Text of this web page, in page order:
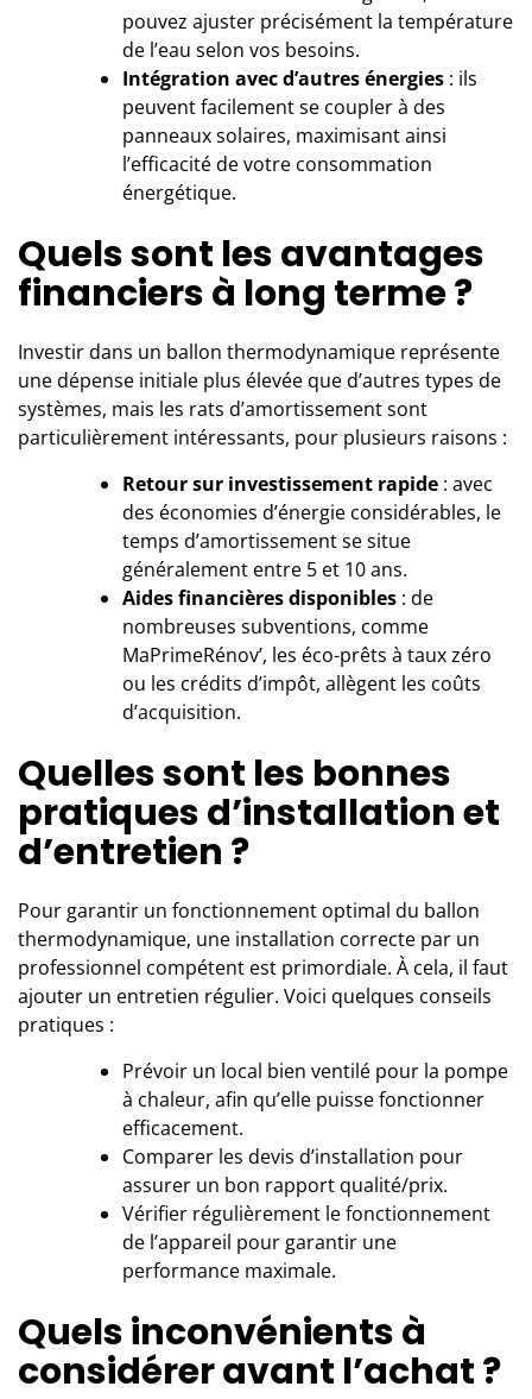
pouvez ajuster précisément la température
de l’eau selon vos besoins.
Intégration avec d’autres énergies : ils
peuvent facilement se coupler à des
panneaux solaires, maximisant ainsi
l’efficacité de votre consommation
énergétique.
Quels sont les avantages
financiers à long terme ?
Investir dans un ballon thermodynamique représente
une dépense initiale plus élevée que d’autres types de
systèmes, mais les rats d’amortissement sont
particulièrement intéressants, pour plusieurs raisons :
Retour sur investissement rapide : avec
des économies d’énergie considérables, le
temps d’amortissement se situe
généralement entre 5 et 10 ans.
Aides financières disponibles : de
nombreuses subventions, comme
MaPrimeRénov’, les éco-prêts à taux zéro
ou les crédits d’impôt, allègent les coûts
d’acquisition.
Quelles sont les bonnes
pratiques d’installation et
d’entretien ?
Pour garantir un fonctionnement optimal du ballon
thermodynamique, une installation correcte par un
professionnel compétent est primordiale. À cela, il faut
ajouter un entretien régulier. Voici quelques conseils
pratiques :
Prévoir un local bien ventilé pour la pompe
à chaleur, afin qu’elle puisse fonctionner
efficacement.
Comparer les devis d’installation pour
assurer un bon rapport qualité/prix.
Vérifier régulièrement le fonctionnement
de l’appareil pour garantir une
performance maximale.
Quels inconvénients à
considérer avant l’achat ?